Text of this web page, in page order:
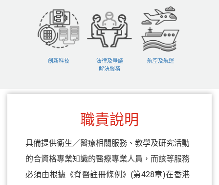
創新科技
法律及爭議
解決服務
航空及航運
職責說明
具備提供衞生／醫療相關服務、教學及研究活動
的合資格專業知識的醫療專業人員，而該等服務
必須由根據《脊醫註冊條例》(第428章)在香港